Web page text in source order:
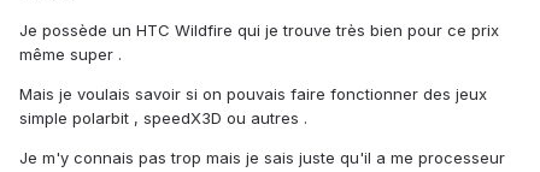
Je possède un HTC Wildfire qui je trouve très bien pour ce prix
même super .
Mais je voulais savoir si on pouvais faire fonctionner des jeux
simple polarbit , speedX3D ou autres .
Je m'y connais pas trop mais je sais juste qu'il a me processeur